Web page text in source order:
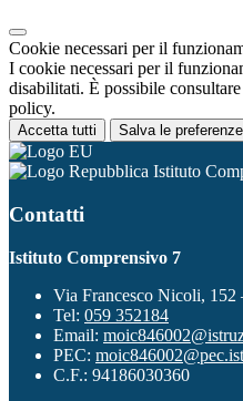
Cookie necessari per il
I cookie necessari per il
disabilitati. È possibile
policy.
Accetta tutti Salva le preferenze
Istituto
Contatti
Istituto Comprensivo 7
Via Francesco Nicoli,
Tel: 059 352184
Email:
PEC:
C.F.: 94186030360